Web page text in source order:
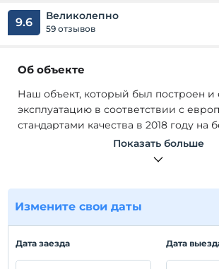
9.6 Великолепно
59 отзывов
Об объекте
Наш объект, который был построен и
эксплуатацию в соответствии с
стандартами качества в 2018 году на
районе Эгирдир, расположен в
месте и предлагает незабываемые
Наш объект работает только как
завтрак, полупансион.
качества в 2018 году на берегу озера
Эгирдир, расположен в
Показать больше
Измените свои даты
Дата заезда Дата